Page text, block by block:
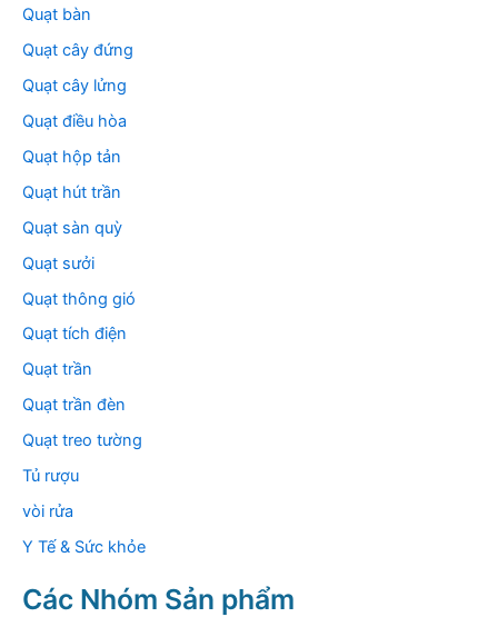
Quạt bàn
Quạt cây đứng
Quạt cây lửng
Quạt điều hòa
Quạt hộp tản
Quạt hút trần
Quạt sàn quỳ
Quạt sưởi
Quạt thông gió
Quạt tích điện
Quạt trần
Quạt trần đèn
Quạt treo tường
Tủ rượu
vòi rửa
Y Tế & Sức khỏe
Các Nhóm Sản phẩm